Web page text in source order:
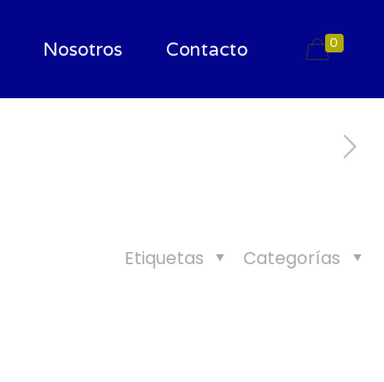
Nosotros Contacto 0
Categorías
Etiquetas